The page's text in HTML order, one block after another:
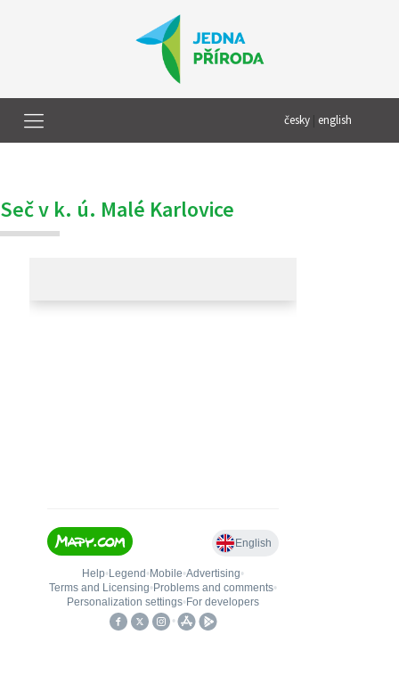
česky english
Seč v k. ú. Malé Karlovice